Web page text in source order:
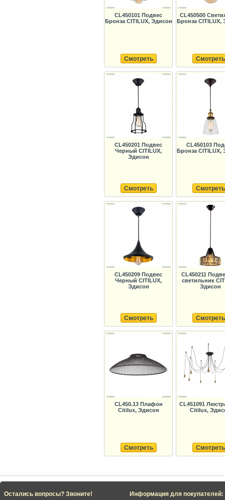
CL450101 Подвес
Бронза CITILUX, Эдисон
Смотреть
CL450500
Бронза CITILUX,
Смотреть
CL450201 Подвес
Черный CITILUX,
Эдисон
Смотреть
CL450103
Бронза CITILUX,
Смотреть
CL450209 Подвес
Черный CITILUX,
Эдисон
Смотреть
CL450211
светильник
Эдисон
Смотреть
CL450.13 Плафон
Citilux, Эдисон
Смотреть
CL451091
Citilux,
Смотреть
Остались вопросы? Звоните! Информация для покупателей: